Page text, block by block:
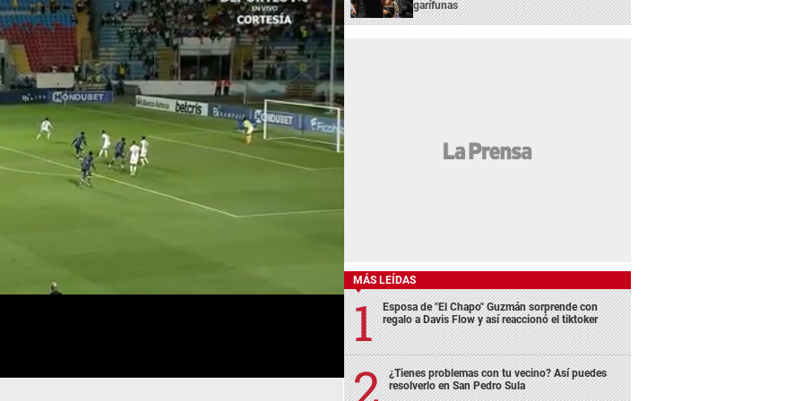
garífunas
MÁS LEÍDAS
Esposa de "El Chapo" Guzmán sorprende con
regalo a Davis Flow y así reaccionó el tiktoker
¿Tienes problemas con tu vecino? Así puedes
resolverlo en San Pedro Sula